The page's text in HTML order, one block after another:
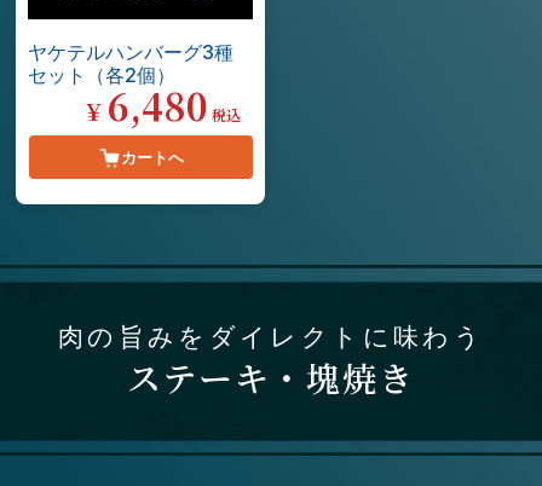
ヤケテルハンバーグ3種
セット（各2個）
¥ 6,480 税込
カートへ
肉の旨みをダイレクトに味わう
ステーキ・塊焼き